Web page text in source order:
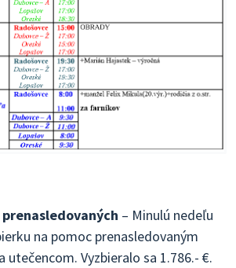
– Minulú nedeľu
na pomoc prenasledovaným
utečencom. Vyzbieralo sa 1.786.- €.